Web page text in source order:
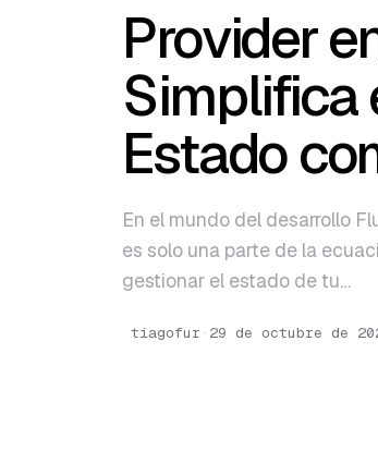
Provider
Simplifica
Estado
En el mundo del desarrollo
es solo una parte de la
gestionar el estado de tu…
tiagofur · 29 de octubre de